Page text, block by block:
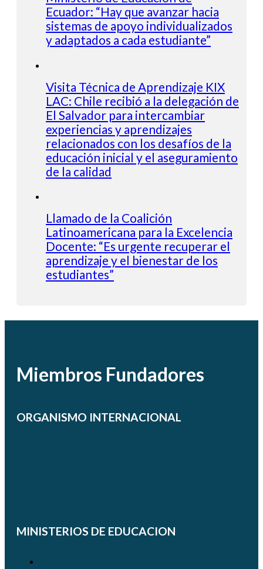
Ecuador: “Hay que avanzar hacia
sistemas de apoyo individualizados
y adaptados a cada estudiante”
Visita Técnica de Aprendizaje KIX
LAC: Chile recibió a la delegación de
El Salvador para intercambiar
experiencias y aprendizajes
relacionados con los desafíos de la
educación inicial y el aseguramiento
de la calidad
Llamado de la Coalición
Latinoamericana para la Excelencia
Docente: “Es urgente recuperar el
aprendizaje y el bienestar de los
estudiantes”
Miembros Fundadores
ORGANISMO INTERNACIONAL
MINISTERIOS DE EDUCACION